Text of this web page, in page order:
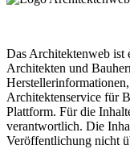
Das Architektenweb ist
Architekten und
Architektenservice für
Plattform. Für die
verantwortlich. Die
Veröffentlichung nicht